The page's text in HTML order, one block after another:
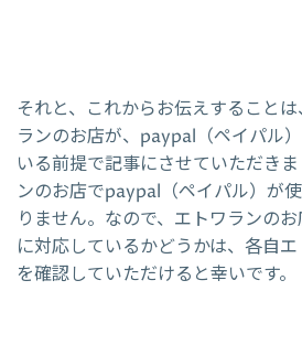
それと、これからお伝えすること
ランのお店が、paypal（ペイパル
いる前提で記事にさせていただき
ンのお店でpaypal（ペイパル）が
りません。なので、エトワランの
に対応しているかどうかは、各自
を確認していただけると幸いです。